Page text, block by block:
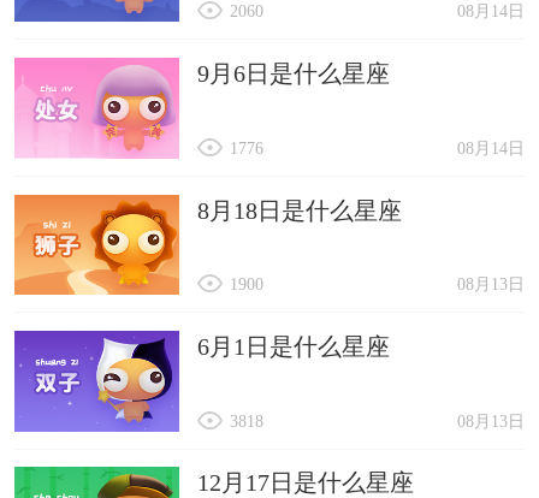
08月14日
2060
9月6日是什么星座
08月14日
1776
8月18日是什么星座
08月13日
1900
6月1日是什么星座
08月13日
3818
12月17日是什么星座